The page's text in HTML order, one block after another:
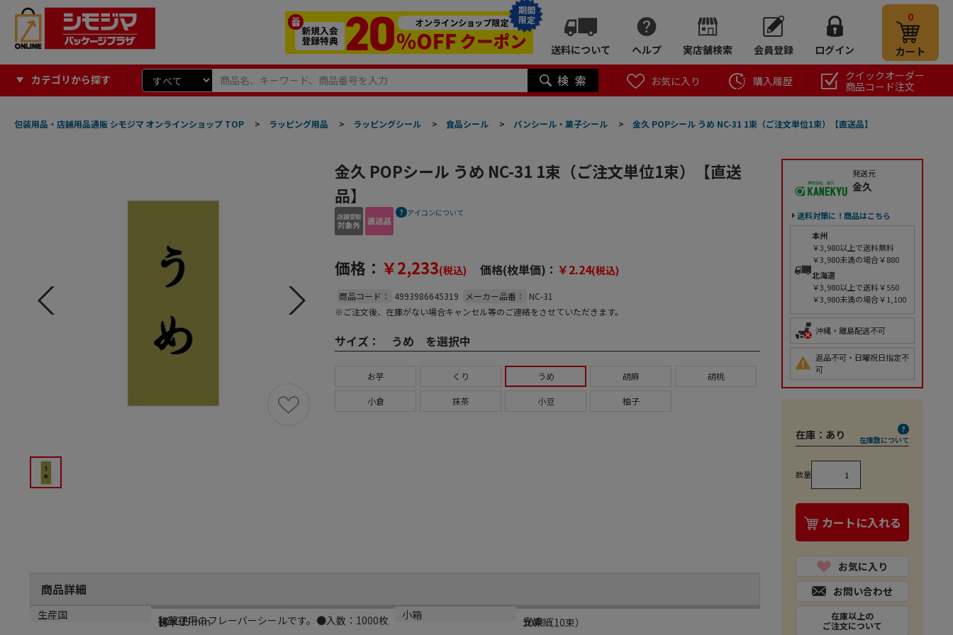
期間
限定
送料について ヘルプ 実店舗検索 会員登録 ログイン
0
カート
カテゴリから探す お気に入り 購入履歴
クイックオーダー
商品コード注文
包装用品・店舗用品通販 シモジマ オンラインショップ TOP > ラッピング用品 > ラッピングシール > 食品シール > パンシール・菓子シール > 金久 POPシール うめ NC-31 1束（ご注文単位1束）【直送品】
金久 POPシール うめ NC-31 1束（ご注文単位1束）【直送
品】
アイコンについて
価格： ￥2,233(税込) 価格(枚単価)： ￥2.24(税込)
商品コード： 4993986645319 メーカー品番：
NC-31
※ご注文後、在庫がない場合キャンセル等のご連絡をさせていただきます。
サイズ： うめ を選択中
お芋 くり うめ 胡麻 胡桃
小倉 抹茶 小豆 柚子
商品詳細
商品説明
和菓子用のフレーバーシールです。●入数：1000枚
メーカー品番
NC-31
規格
うめ
サイズ
10×25mm
材質
光沢紙
生産国
日本
小箱
10束（10束）
発送元
金久
送料対策に！商品はこちら
本州
￥3,980以上で送料無料
￥3,980未満の場合￥880
北海道
￥3,980以上で送料￥550
￥3,980未満の場合￥1,100
沖縄・離島配送不可
返品不可・日曜祝日指定不
可
在庫： あり 在庫数について
数量
カートに入れる
お気に入り
お問い合わせ
在庫以上の
ご注文について